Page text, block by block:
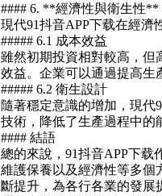
#### 6. **經濟性與衛生性**
現代91抖音APP下载在經濟
##### 6.1 成本效益
雖然初期投資相對較高，但
效益。企業可以通過提高生
##### 6.2 衛生設計
隨著穩定意識的增加，現代
技術，降低了生產過程中的
#### 結語
總的來說，91抖音APP下载
維護保養以及經濟性等多個
斷提升，為各行各業的發展